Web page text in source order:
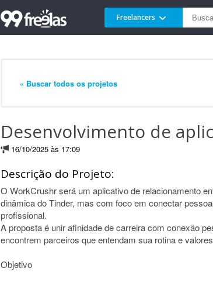
Freelancers
« Buscar todos os projetos
Desenvolvimento de
16/10/2025 às 17:09
Descrição do Projeto:
O WorkCrushr será um aplicativo de relacionamento
dinâmica do Tinder, mas com foco em conectar
profissional.
A proposta é unir afinidade de carreira com conexão
encontrem parceiros que entendam sua rotina e
Objetivo